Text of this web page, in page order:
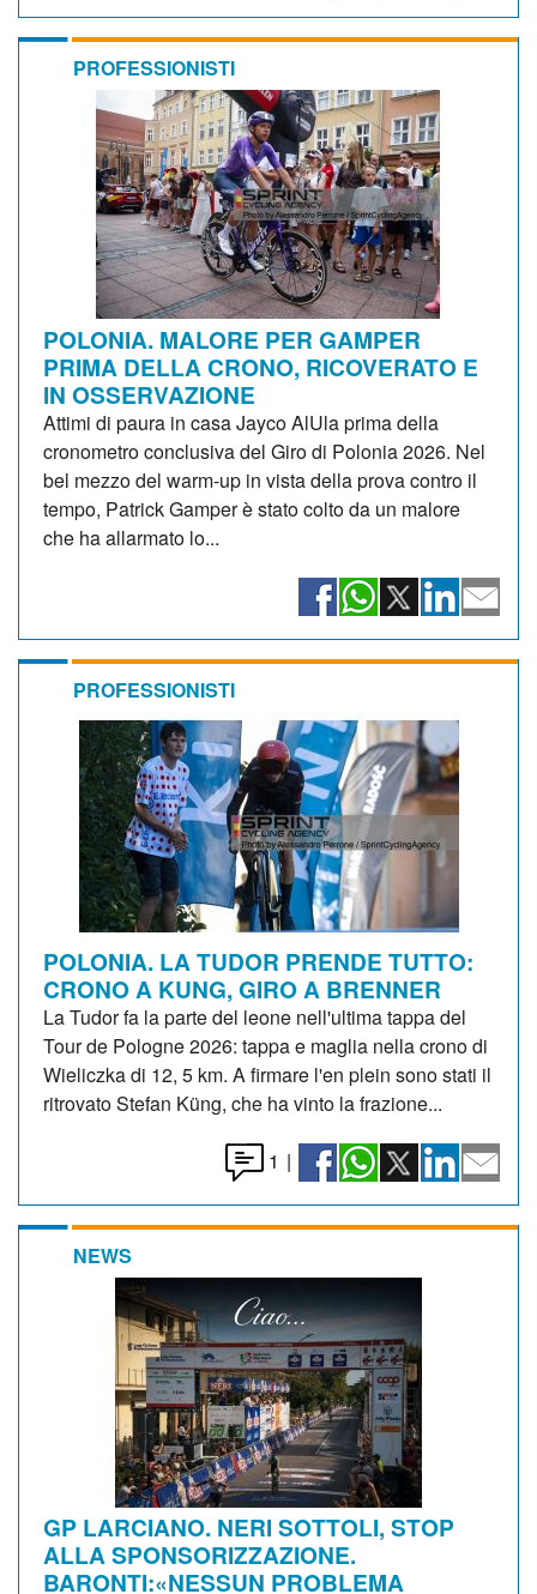
PROFESSIONISTI
POLONIA. MALORE PER GAMPER
PRIMA DELLA CRONO, RICOVERATO E
IN OSSERVAZIONE
Attimi di paura in casa Jayco AlUla prima della
cronometro conclusiva del Giro di Polonia 2026. Nel
bel mezzo del warm-up in vista della prova contro il
tempo, Patrick Gamper è stato colto da un malore
che ha allarmato lo...
PROFESSIONISTI
POLONIA. LA TUDOR PRENDE TUTTO:
CRONO A KUNG, GIRO A BRENNER
La Tudor fa la parte del leone nell'ultima tappa del
Tour de Pologne 2026: tappa e maglia nella crono di
Wieliczka di 12, 5 km. A firmare l'en plein sono stati il
ritrovato Stefan Küng, che ha vinto la frazione...
1 |
NEWS
GP LARCIANO. NERI SOTTOLI, STOP
ALLA SPONSORIZZAZIONE.
BARONTI:«NESSUN PROBLEMA